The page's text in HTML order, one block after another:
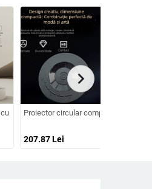
PTZautofocus și PTZ, 1080p pentru home
Proiector circular compact cu
207.87Lei
chevron_right